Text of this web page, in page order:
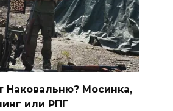
Наковальню? Мосинка,
или РПГ